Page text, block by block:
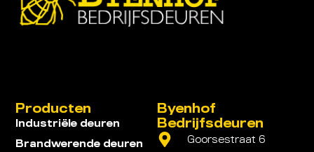
Byenhof
Bedrijfsdeuren
Goorsestraat 6
Producten
Industriële deuren
Brandwerende deuren